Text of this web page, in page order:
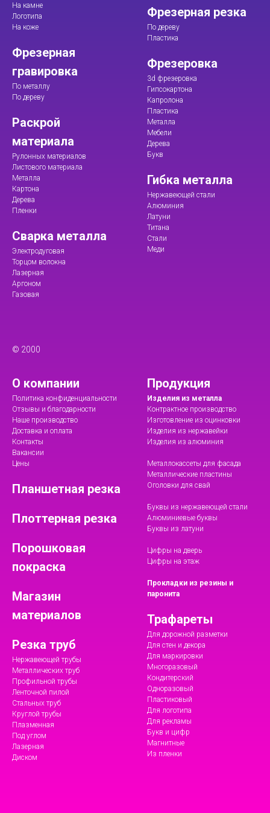
На камне
Логотипа
На коже
Фрезерная
гравировка
По металлу
По дереву
Раскрой
материала
Рулонных материалов
Листового материала
Металла
Картона
Дерева
Пленки
Сварка металла
Электродуговая
Торцом волокна
Лазерная
Аргоном
Газовая
© 2000
Фрезерная резка
По дереву
Пластика
Фрезеровка
3d фрезеровка
Гипсокартона
Капролона
Пластика
Металла
Мебели
Дерева
Букв
Гибка металла
Нержавеющей стали
Алюминия
Латуни
Титана
Стали
Меди
О компании
Политика конфиденциальности
Отзывы и благодарности
Наше производство
Доставка и оплата
Контакты
Вакансии
Цены
Планшетная резка
Плоттерная резка
Порошковая
покраска
Магазин
материалов
Резка труб
Нержавеющей трубы
Металлических труб
Профильной трубы
Ленточной пилой
Стальных труб
Круглой трубы
Плазменная
Под углом
Лазерная
Диском
Продукция
Изделия из металла
Контрактное производство
Изготовление из оцинковки
Изделия из нержавейки
Изделия из алюминия
Металлокассеты для фасада
Металлические пластины
Оголовки для свай
Буквы из нержавеющей стали
Алюминиевые буквы
Буквы из латуни
Цифры на дверь
Цифры на этаж
Прокладки из резины и
паронита
Трафареты
Для дорожной разметки
Для стен и декора
Для маркировки
Многоразовый
Кондитерский
Одноразовый
Пластиковый
Для логотипа
Для рекламы
Букв и цифр
Магнитные
Из пленки